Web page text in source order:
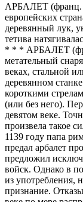
АРБАЛЕТ (франц.
европейских
деревянный лук,
тетива
* * * АРБАЛЕТ
метательный
веках, стальной
деревянном
короткими
(или без него).
девятом веке.
произвела такое
1139 году папа
предал арбалет
предложил
войск. Однако в
из употребления,
признание.